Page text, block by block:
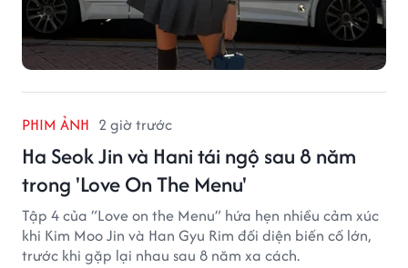
PHIM ẢNH 2 giờ trước
Ha Seok Jin và Hani tái ngộ sau 8 năm
trong 'Love On The Menu'
Tập 4 của “Love on the Menu” hứa hẹn nhiều cảm xúc
khi Kim Moo Jin và Han Gyu Rim đối diện biến cố lớn,
trước khi gặp lại nhau sau 8 năm xa cách.